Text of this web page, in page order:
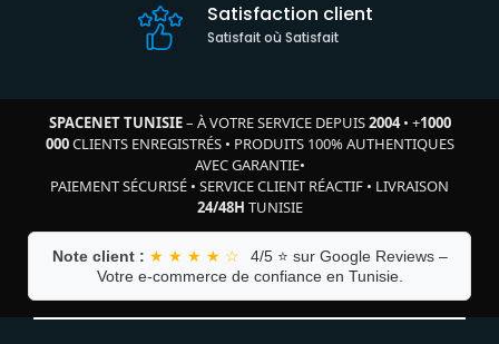
Satisfaction client
Satisfait où Satisfait
SPACENET TUNISIE– À VOTRE SERVICE DEPUIS2004• +1000
000CLIENTS ENREGISTRÉS• PRODUITS 100% AUTHENTIQUES
AVEC GARANTIE•
PAIEMENT SÉCURISÉ • SERVICE CLIENT RÉACTIF • LIVRAISON
24/48H TUNISIE
Note client : ★ ★ ★ ★ ☆
4/5 ⭐ sur Google Reviews –
Votre e-commerce de confiance en Tunisie.